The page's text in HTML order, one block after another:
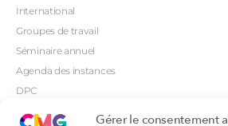
Gérer le consentement
International
Groupes de travail
Séminaire annuel
Agenda des instances
DPC